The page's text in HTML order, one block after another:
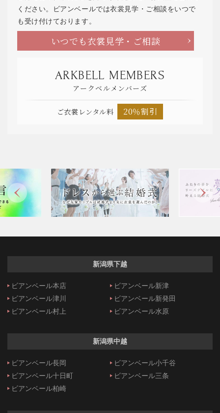
ください。ビアンベールでは衣裳見学・ご相談をいつで
も受け付けております。
いつでも衣裳見学・ご相談
ARKBELL MEMBERS
アークベルメンバーズ
ご衣裳レンタル料 20％割引
新潟県下越
ビアンベール本店
ビアンベール新津
ビアンベール津川
ビアンベール新発田
ビアンベール村上
ビアンベール水原
新潟県中越
ビアンベール長岡
ビアンベール小千谷
ビアンベール十日町
ビアンベール三条
ビアンベール柏崎